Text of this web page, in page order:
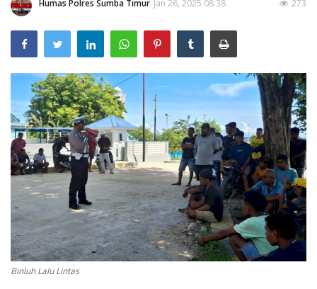
Giat Ops
Polisi Kita
Mitra Polisi
Lantas
Jurnal Kamtibmas
Humas Polres Sumba Timur Jan 26, 2025 08:38 273
Binluh Lalu Lintas